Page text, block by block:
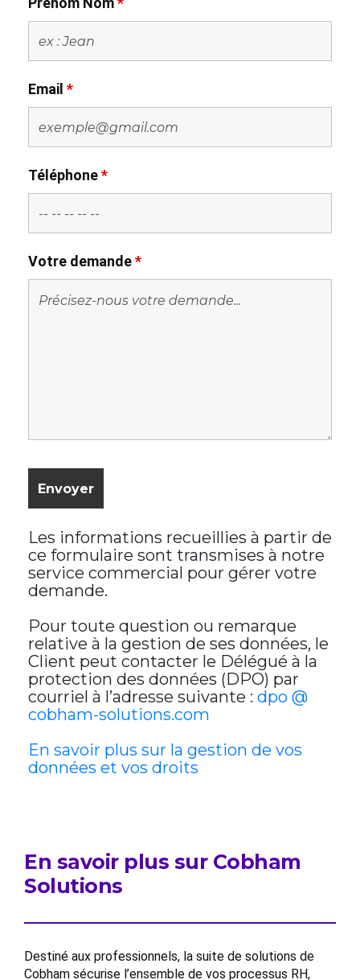
Email *
Téléphone*
Votre demande*
Les informations recueillies à partir de
ce formulaire sont transmises à notre
service commercial pour gérer votre
demande.
Pour toute question ou remarque
relative à la gestion de ses données, le
Client peut contacter le Délégué à la
protection des données (DPO) par
courriel à l’adresse suivante : dpo @
cobham-solutions.com
En savoir plus sur la gestion de vos
données et vos droits
En savoir plus sur Cobham
Solutions
Destiné aux professionnels, la suite de solutions de
Cobham sécurise l’ensemble de vos processus RH,